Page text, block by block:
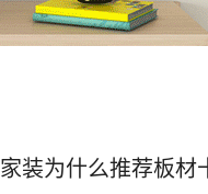
家装为什么推荐板材